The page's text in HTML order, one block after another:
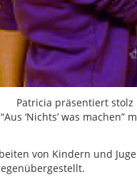
Patricia präsentiert
‘Nichts’ was
von Kindern und